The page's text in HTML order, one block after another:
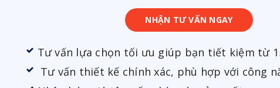
NHẬN TƯ VẤN NGAY
Tư vấn lựa chọn tối ưu giúp bạn tiết kiệm từ
Tư vấn thiết kế chính xác, phù hợp với công